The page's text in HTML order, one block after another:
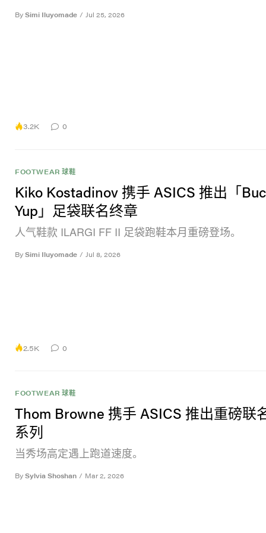
By Simi Iluyomade / Jul 25, 2026
3.2K 0
FOOTWEAR 球鞋
Kiko Kostadinov 携手 ASICS 推出「
Yup」足袋联名终章
人气鞋款 ILARGI FF II 足袋跑鞋本月重磅登场。
By Simi Iluyomade / Jul 8, 2026
2.5K 0
FOOTWEAR 球鞋
Thom Browne 携手 ASICS 推出重磅联
系列
当秀场高定遇上跑道速度。
By Sylvia Shoshan / Mar 2, 2026